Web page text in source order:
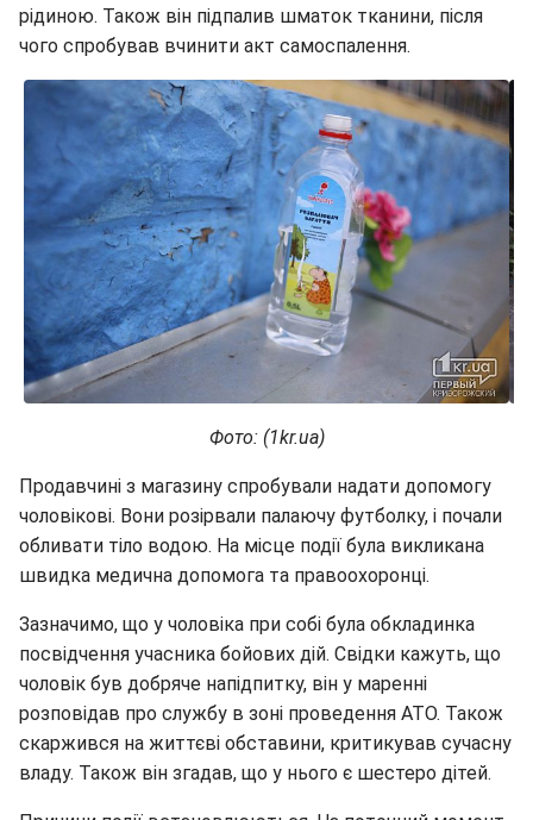
рідиною. Також він підпалив шматок тканини, після
чого спробував вчинити акт самоспалення.
Фото: (1kr.ua)
Продавчині з магазину спробували надати допомогу
чоловікові. Вони розірвали палаючу футболку, і почали
обливати тіло водою. На місце події була викликана
швидка медична допомога та правоохоронці.
Зазначимо, що у чоловіка при собі була обкладинка
посвідчення учасника бойових дій. Свідки кажуть, що
чоловік був добряче напідпитку, він у маренні
розповідав про службу в зоні проведення АТО. Також
скаржився на життєві обставини, критикував сучасну
владу. Також він згадав, що у нього є шестеро дітей.